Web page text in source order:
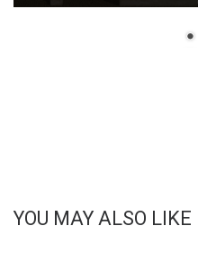
YOU MAY ALSO LIKE